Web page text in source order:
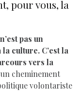
pour vous, la
pas un
culture. C’est la
vers la
cheminement
volontariste